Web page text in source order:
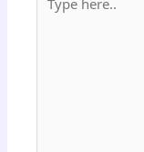
here..